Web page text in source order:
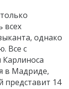
всех
однако
Все с
Карлиноса
в Мадриде,
представит 14